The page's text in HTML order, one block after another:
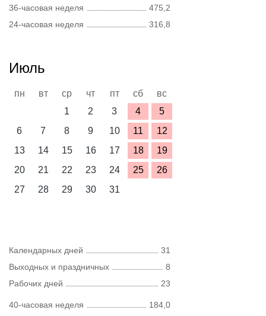
36-часовая неделя
475,2
24-часовая неделя
316,8
Июль
пн вт ср чт пт сб
вс
1
2 3 4
5
6
7 8 9 10 11
12
13
14 15 16 17 18
19
20
21 22 23 24 25
26
27
28 29 30 31
Календарных дней
31
Выходных и праздничных
8
Рабочих дней
23
40-часовая неделя
184,0